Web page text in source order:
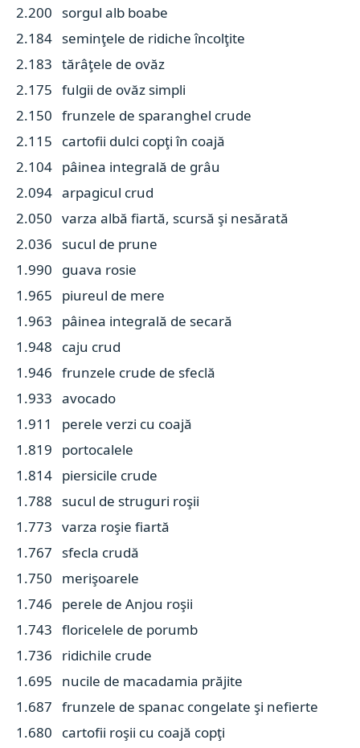
2.200 sorgul alb boabe
2.184 seminţele de ridiche încolţite
2.183 tărâţele de ovăz
2.175 fulgii de ovăz simpli
2.150 frunzele de sparanghel crude
2.115 cartofii dulci copţi în coajă
2.104 pâinea integrală de grâu
2.094 arpagicul crud
2.050 varza albă fiartă, scursă şi nesărată
2.036 sucul de prune
1.990 guava rosie
1.965 piureul de mere
1.963 pâinea integrală de secară
1.948 caju crud
1.946 frunzele crude de sfeclă
1.933 avocado
1.911 perele verzi cu coajă
1.819 portocalele
1.814 piersicile crude
1.788 sucul de struguri roşii
1.773 varza roşie fiartă
1.767 sfecla crudă
1.750 merişoarele
1.746 perele de Anjou roşii
1.743 floricelele de porumb
1.736 ridichile crude
1.695 nucile de macadamia prăjite
1.687 frunzele de spanac congelate şi nefierte
1.680 cartofii roşii cu coajă copţi